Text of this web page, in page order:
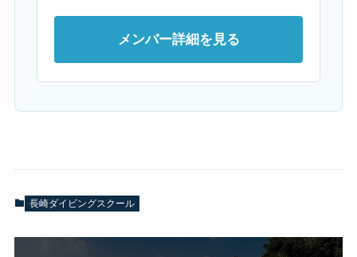
メンバー詳細を見る
長崎ダイビングスクール